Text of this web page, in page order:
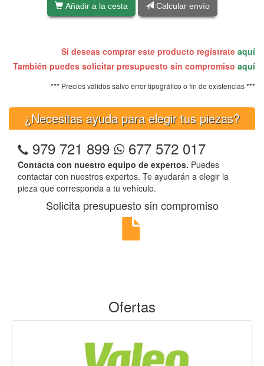
Añadir a la cesta Calcular envío
Si deseas comprar este producto regístrate aquí
También puedes solicitar presupuesto sin compromiso aquí
*** Precios válidos salvo error tipográfico o fin de existencias ***
¿Necesitas ayuda para elegir tus piezas?
979 721 899 677 572 017
Contacta con nuestro equipo de expertos. Puedes
contactar con nuestros expertos. Te ayudarán a elegir la
pieza que corresponda a tu vehículo.
Solicita presupuesto sin compromiso
Ofertas